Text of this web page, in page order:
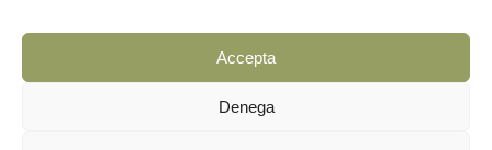
Accepta
Denega